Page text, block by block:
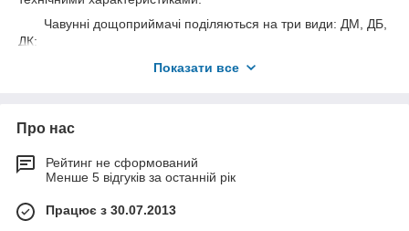
Чавунні дощоприймачі поділяються на три види: ДМ, ДБ,
ДК:
ДМ – малий дощоприймач прямокутної форми
форми (835*570*120 мм), вага до 115 кг, площа перерізу --
ДК – дощоприймач, що має круглу форму (D=775, h=120
мм), вага до 100 кг, площа перерізу – 0,1 кв. м.;
Прямоугольные дождеприемники применяются для
Показати все
Про нас
Рейтинг не сформований
Менше 5 відгуків за останній рік
Працює з 30.07.2013